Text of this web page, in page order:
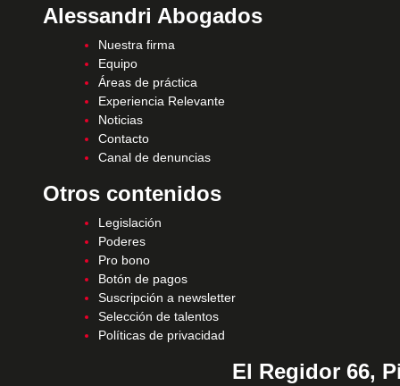
Alessandri Abogados
Nuestra firma
Equipo
Áreas de práctica
Experiencia Relevante
Noticias
Contacto
Canal de denuncias
Otros contenidos
Legislación
Poderes
Pro bono
Botón de pagos
Suscripción a newsletter
Selección de talentos
Políticas de privacidad
El Regidor 66,